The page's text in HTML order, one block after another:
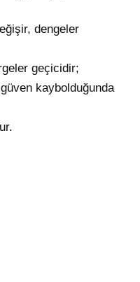
dengeler
geçicidir;
kaybolduğunda